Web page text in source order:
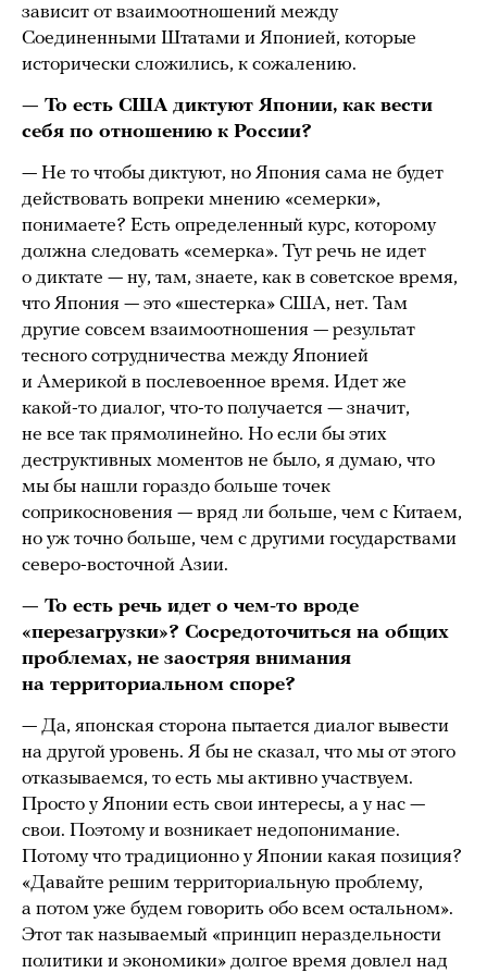
зависит от взаимоотношений между
Соединенными Штатами и Японией, которые
исторически сложились, к сожалению.
— То есть США диктуют Японии, как вести
себя по отношению к России?
— Не то чтобы диктуют, но Япония сама не будет
действовать вопреки мнению «семерки»,
понимаете? Есть определенный курс, которому
должна следовать «семерка». Тут речь не идет
о диктате — ну, там, знаете, как в советское время,
что Япония — это «шестерка» США, нет. Там
другие совсем взаимоотношения — результат
тесного сотрудничества между Японией
и Америкой в послевоенное время. Идет же
какой-то диалог, что-то получается — значит,
не все так прямолинейно. Но если бы этих
деструктивных моментов не было, я думаю, что
мы бы нашли гораздо больше точек
соприкосновения — вряд ли больше, чем с Китаем,
но уж точно больше, чем с другими государствами
северо-восточной Азии.
— То есть речь идет о чем-то вроде
«перезагрузки»? Сосредоточиться на общих
проблемах, не заостряя внимания
на территориальном споре?
— Да, японская сторона пытается диалог вывести
на другой уровень. Я бы не сказал, что мы от этого
отказываемся, то есть мы активно участвуем.
Просто у Японии есть свои интересы, а у нас —
свои. Поэтому и возникает недопонимание.
Потому что традиционно у Японии какая позиция?
«Давайте решим территориальную проблему,
а потом уже будем говорить обо всем остальном».
Этот так называемый «принцип нераздельности
политики и экономики» долгое время довлел над